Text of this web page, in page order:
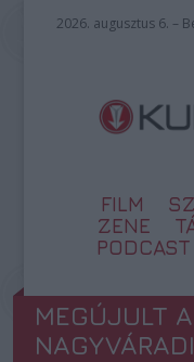
2026. augusztus 6. –
FILM
ZENE
PODCAST
MEGÚJULT